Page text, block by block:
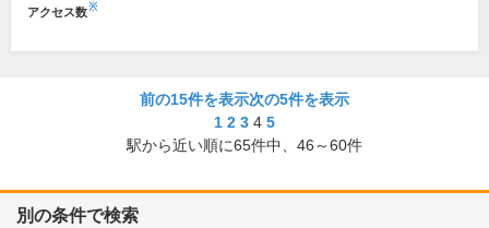
アクセス数※
前の15件を表示次の5件を表示
1 2 3 4 5
駅から近い順に65件中、 46～60件
別の条件で検索